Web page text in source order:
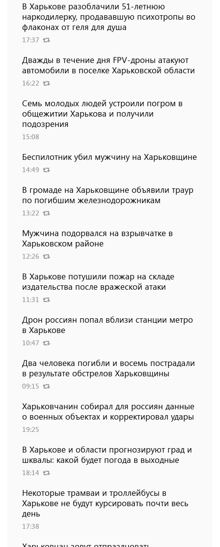
В Харькове разоблачили 51-летнюю
наркодилерку, продававшую психотропы во
флаконах от геля для душа
17:37
Дважды в течение дня FPV-дроны атакуют
автомобили в поселке Харьковской области
16:22
Семь молодых людей устроили погром в
общежитии Харькова и получили
подозрения
15:08
Беспилотник убил мужчину на Харьковщине
14:49
В громаде на Харьковщине объявили траур
по погибшим железнодорожникам
13:22
Мужчина подорвался на взрывчатке в
Харьковском районе
12:26
В Харькове потушили пожар на складе
издательства после вражеской атаки
11:31
Дрон россиян попал вблизи станции метро
в Харькове
10:47
Два человека погибли и восемь пострадали
в результате обстрелов Харьковщины
09:15
Харьковчанин собирал для россиян данные
о военных объектах и ​​корректировал удары
19:25
В Харькове и области прогнозируют град и
шквалы: какой будет погода в выходные
18:14
Некоторые трамваи и троллейбусы в
Харькове не будут курсировать почти весь
день
17:38